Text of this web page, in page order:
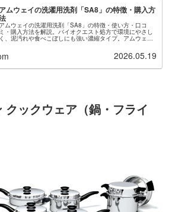
アムウェイの洗濯用洗剤「SA8」の特徴・購入方
アムウェイの洗濯用洗剤「SA8」の特徴・使い方・口コ
ミ・購入方法を解説。バイオクエスト処方で環境にやさし
く、泥汚れや食べこぼしにも強い濃縮タイプ。アムウェイ
会員登録希望の方は当サイトからご紹介も可能です。
2026.05.19
クックウェア（鍋・フライ